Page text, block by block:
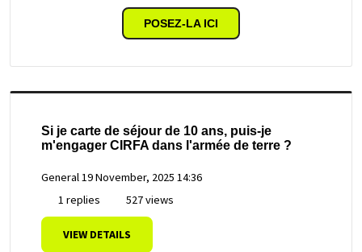
POSEZ-LA ICI
Si je carte de séjour de 10 ans, puis-je
m'engager CIRFA dans l'armée de terre ?
General19 November, 2025 14:36
1 replies
527 views
VIEW DETAILS